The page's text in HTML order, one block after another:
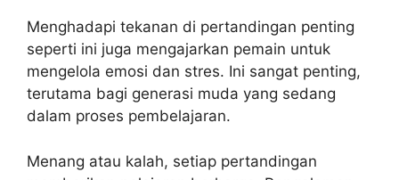
Menghadapi tekanan di pertandingan penting
seperti ini juga mengajarkan pemain untuk
mengelola emosi dan stres. Ini sangat penting,
terutama bagi generasi muda yang sedang
dalam proses pembelajaran.
Menang atau kalah, setiap pertandingan